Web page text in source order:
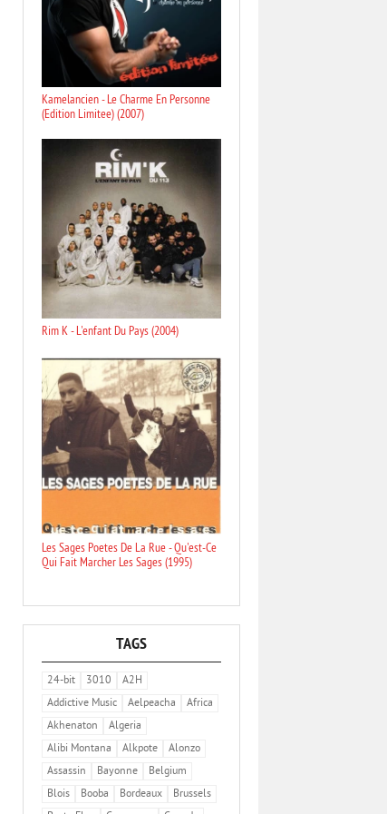
Kamelancien - Le Charme En Personne
(Edition Limitee) (2007)
Rim K - L'enfant Du Pays (2004)
Les Sages Poetes De La Rue - Qu'est-Ce
Qui Fait Marcher Les Sages (1995)
TAGS
24-bit 3010
A2H
Addictive Music
Aelpeacha
Africa
Akhenaton
Algeria
Alibi Montana
Alkpote
Alonzo
Assassin
Bayonne
Belgium
Blois
Booba Bordeaux
Brussels